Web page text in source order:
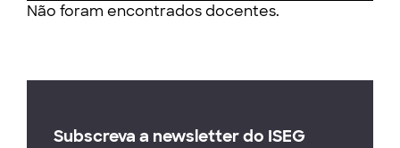
Não foram encontrados docentes.
Subscreva a newsletter do ISEG